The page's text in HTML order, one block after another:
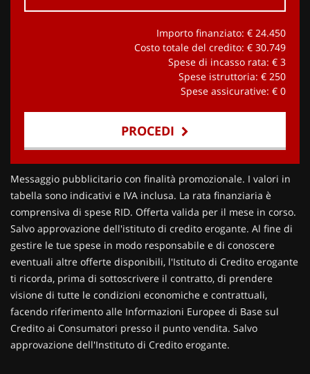
Importo finanziato: € 24.450
Costo totale del credito: € 30.749
Spese di incasso rata: € 3
Spese istruttoria: € 250
Spese assicurative: € 0
PROCEDI
Contattaci
Messaggio pubblicitario con finalità promozionale. I valori in
tabella sono indicativi e IVA inclusa. La rata finanziaria è
comprensiva di spese RID. Offerta valida per il mese in corso.
Salvo approvazione dell'istituto di credito erogante. Al fine di
gestire le tue spese in modo responsabile e di conoscere
eventuali altre offerte disponibili, l'Istituto di Credito erogante
ti ricorda, prima di sottoscrivere il contratto, di prendere
visione di tutte le condizioni economiche e contrattuali,
facendo riferimento alle Informazioni Europee di Base sul
Credito ai Consumatori presso il punto vendita. Salvo
approvazione dell'Instituto di Credito erogante.